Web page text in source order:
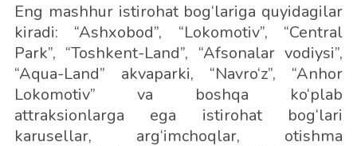
Eng mashhur istirohat bog‘lariga quyidagilar
kiradi: “Ashxobod”, “Lokomotiv”, “Central
Park”, “Toshkent-Land”, “Afsonalar vodiysi”,
“Aqua-Land” akvaparki, “Navro‘z”, “Anhor
Lokomotiv” va boshqa ko‘plab
attraksionlarga ega istirohat bog‘lari
karusellar, arg‘imchoqlar, otishma